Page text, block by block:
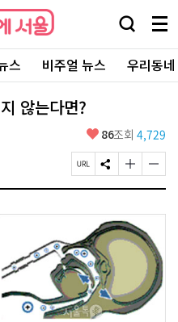
검
창
열
기
메
뉴
전
체
보
스 비주얼 뉴스 우리동
않는다면?
좋
요
86조회 4,729
페
이
U
L
복
사
S
N
공
유
하
기
글
자
기
크
게
변
하
기
글
자
기
게
변
경
하
기